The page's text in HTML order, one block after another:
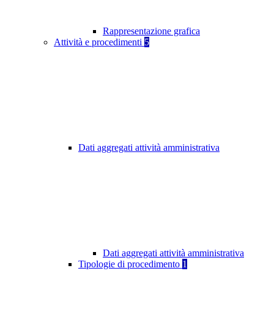
Rappresentazione grafica
Attività e procedimenti 5
Dati aggregati attività amministrativa
Dati aggregati attività amministrativa
Tipologie di procedimento 1